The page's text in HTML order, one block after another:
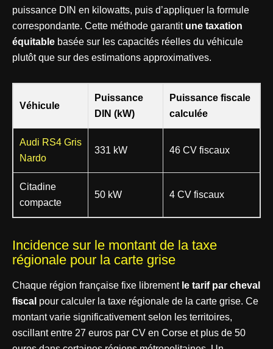
puissance DIN en kilowatts, puis d’appliquer la formule
correspondante. Cette méthode garantit une taxation
équitable basée sur les capacités réelles du véhicule
plutôt que sur des estimations approximatives.
Véhicule
Puissance
DIN (kW)
Puissance fiscale
calculée
Audi RS4 Gris
Nardo
331 kW 46 CV fiscaux
Citadine
compacte
50 kW 4 CV fiscaux
Incidence sur le montant de la taxe
régionale pour la carte grise
Chaque région française fixe librement le tarif par cheval
fiscal pour calculer la taxe régionale de la carte grise. Ce
montant varie significativement selon les territoires,
oscillant entre 27 euros par CV en Corse et plus de 50